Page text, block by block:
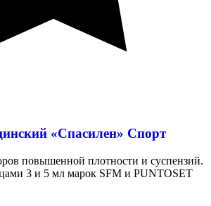
«Спасилен» Спорт
повышенной плотности и суспензий.
3 и 5 мл марок SFM и PUNTOSET